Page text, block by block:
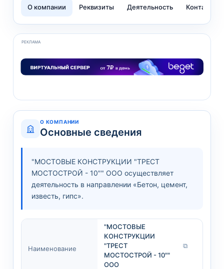
О компании Реквизиты Деятельность Контакты
РЕКЛАМА
О КОМПАНИИ
Основные сведения
"МОСТОВЫЕ КОНСТРУКЦИИ "ТРЕСТ
МОСТОСТРОЙ - 10"" ООО осуществляет
деятельность в направлении «Бетон, цемент,
известь, гипс».
Наименование
"МОСТОВЫЕ
КОНСТРУКЦИИ
"ТРЕСТ
МОСТОСТРОЙ - 10""
ООО
⧉